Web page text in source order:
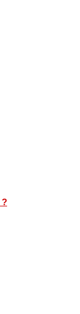
?